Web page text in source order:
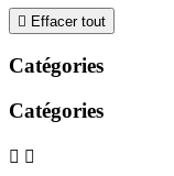
 Effacer tout
Catégories
Catégories
 